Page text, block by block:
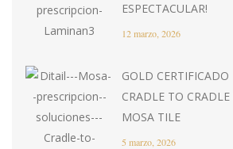
ESPECTACULAR!
12 marzo, 2026
GOLD CERTIFICADO
CRADLE TO CRADLE
MOSA TILE
5 marzo, 2026